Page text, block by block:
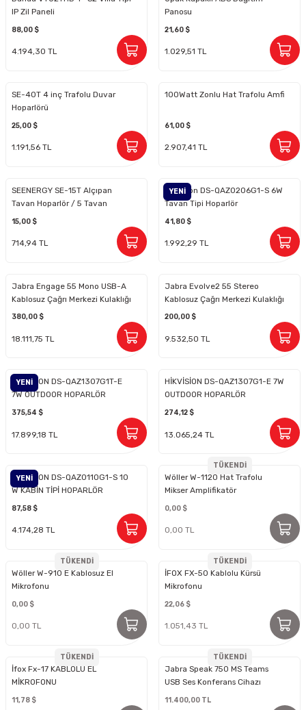
IP Zil Paneli
88,00 $
4.194,30 TL
Panosu
21,60 $
1.029,51 TL
SE-40T 4 inç Trafolu Duvar
Hoparlörü
25,00 $
1.191,56 TL
100Watt Zonlu Hat Trafolu Amfi
61,00 $
2.907,41 TL
SEENERGY SE-15T Alçıpan
Tavan Hoparlör / 5 Tavan
Hoparlörü 3w / 5 inç Tavan
15,00 $
714,94 TL
YENİ
Hikvision DS-QAZ0206G1-S 6W
Tavan Tipi Hoparlör
41,80 $
1.992,29 TL
Jabra Engage 55 Mono USB-A
Kablosuz Çağrı Merkezi Kulaklığı
380,00 $
18.111,75 TL
Jabra Evolve2 55 Stereo
Kablosuz Çağrı Merkezi Kulaklığı
200,00 $
9.532,50 TL
YENİ
HİKVİSİON DS-QAZ1307G1T-E
7W OUTDOOR HOPARLÖR
375,54 $
17.899,18 TL
HİKVİSİON DS-QAZ1307G1-E 7W
OUTDOOR HOPARLÖR
274,12 $
13.065,24 TL
YENİ
HİKVİSİON DS-QAZ0110G1-S 10
W KABİN TİPİ HOPARLÖR
87,58 $
4.174,28 TL
TÜKENDİ
Wöller W-1120 Hat Trafolu
Mikser Amplifikatör
0,00 $
0,00 TL
TÜKENDİ
Wöller W-910 E Kablosuz El
Mikrofonu
0,00 $
0,00 TL
TÜKENDİ
İFOX FX-50 Kablolu Kürsü
Mikrofonu
22,06 $
1.051,43 TL
TÜKENDİ
İfox Fx-17 KABLOLU EL
MİKROFONU
11,78 $
TÜKENDİ
Jabra Speak 750 MS Teams
USB Ses Konferans Cihazı
11.400,00 TL